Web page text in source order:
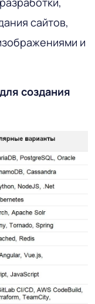
сайтов,
и
создания